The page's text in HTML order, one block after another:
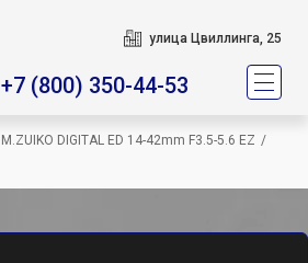
улица Цвиллинга, 25
+7 (800) 350-44-53
M.ZUIKO DIGITAL ED 14-42mm F3.5-5.6 EZ /